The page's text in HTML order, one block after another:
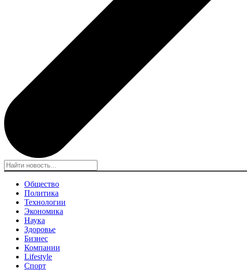
Общество
Политика
Технологии
Экономика
Наука
Здоровье
Бизнес
Компании
Lifestyle
Спорт